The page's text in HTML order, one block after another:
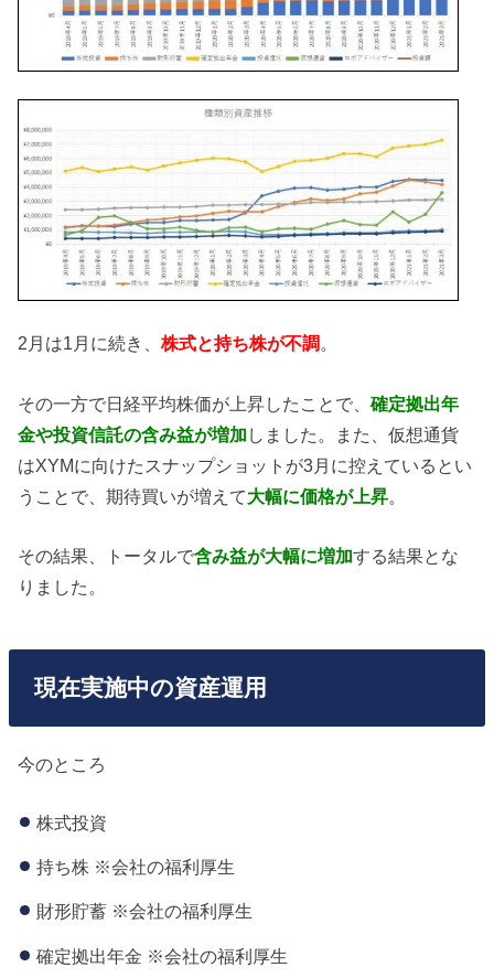
2月は1月に続き、株式と持ち株が不調 。
その一方で日経平均株価が上昇したことで、確定拠出年
金や投資信託の含み益が増加 しました。また、仮想通貨
はXYMに向けたスナップショットが3月に控えているとい
うことで、期待買いが増えて大幅に価格が上昇。
その結果、トータルで含み益が大幅に増加する結果とな
りました。
現在実施中の資産運用
今のところ
株式投資
持ち株 ※会社の福利厚生
財形貯蓄 ※会社の福利厚生
確定拠出年金 ※会社の福利厚生